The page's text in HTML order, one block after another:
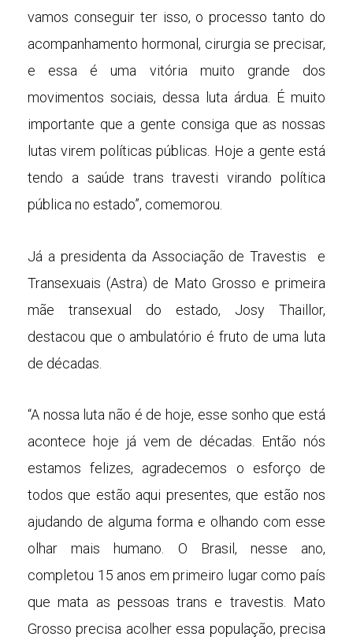
vamos conseguir ter isso, o processo tanto do
acompanhamento hormonal, cirurgia se precisar,
e essa é uma vitória muito grande dos
movimentos sociais, dessa luta árdua. É muito
importante que a gente consiga que as nossas
lutas virem políticas públicas. Hoje a gente está
tendo a saúde trans travesti virando política
pública no estado”, comemorou.
Já a presidenta da Associação de Travestis e
Transexuais (Astra) de Mato Grosso e primeira
mãe transexual do estado, Josy Thaillor,
destacou que o ambulatório é fruto de uma luta
de décadas.
“A nossa luta não é de hoje, esse sonho que está
acontece hoje já vem de décadas. Então nós
estamos felizes, agradecemos o esforço de
todos que estão aqui presentes, que estão nos
ajudando de alguma forma e olhando com esse
olhar mais humano. O Brasil, nesse ano,
completou 15 anos em primeiro lugar como país
que mata as pessoas trans e travestis. Mato
Grosso precisa acolher essa população, precisa